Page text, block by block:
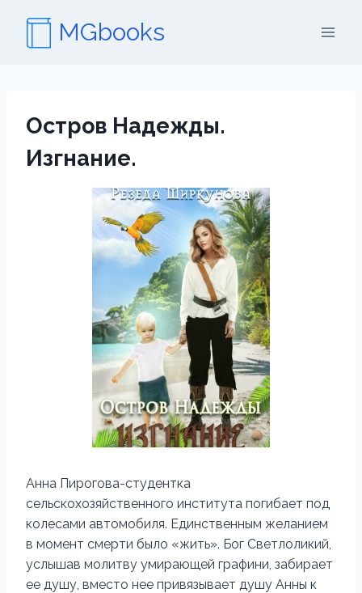
содержимому
MGbooks
Остров Надежды.
Изгнание.
Анна Пирогова-студентка
сельскохозяйственного института погибает под
колесами автомобиля. Единственным желанием
в момент смерти было «жить». Бог Светлоликий,
услышав молитву умирающей графини, забирает
ее душу, вместо нее привязывает душу Анны к